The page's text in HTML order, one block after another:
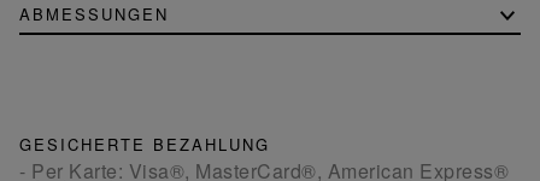
ABMESSUNGEN
GESICHERTE BEZAHLUNG
- Per Karte: Visa®, MasterCard®, American Express®